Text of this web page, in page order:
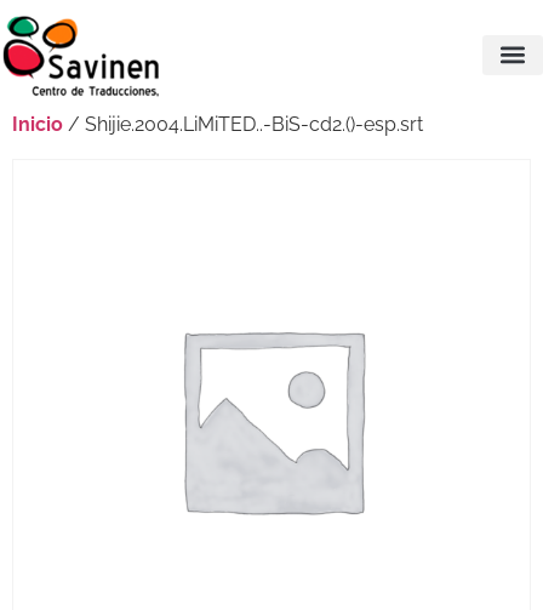
Inicio / Shijie.2004.LiMiTED..-BiS-cd2.()-esp.srt